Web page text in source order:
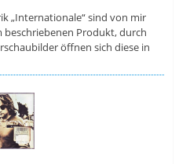
„Internationale“ sind von mir
Produkt, durch
öffnen sich diese in